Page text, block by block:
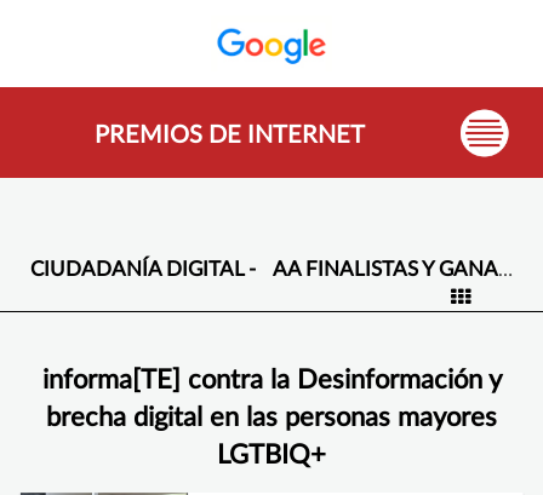
PREMIOS DE INTERNET
CIUDADANÍA DIGITAL - AA FINALISTAS Y GANADORES -
informa[TE] contra la Desinformación y
brecha digital en las personas mayores
LGTBIQ+